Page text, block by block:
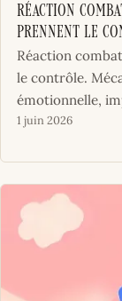
Réaction
prennent le
Réaction
le contrôle.
émotionnelle,
1 juin 2026